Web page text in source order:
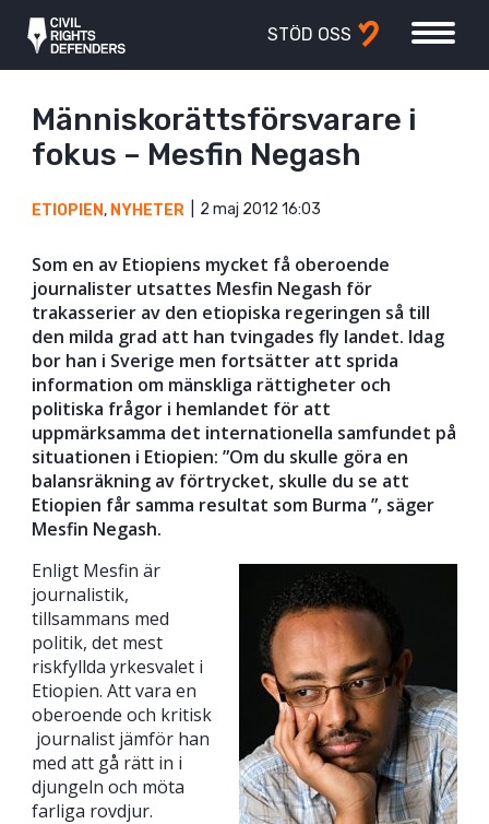
STÖD OSS
Människorättsförsvarare i
fokus – Mesfin Negash
ETIOPIEN, NYHETER 2 maj 2012 16:03
Som en av Etiopiens mycket få oberoende
journalister utsattes Mesfin Negash för
trakasserier av den etiopiska regeringen så till
den milda grad att han tvingades fly landet. Idag
bor han i Sverige men fortsätter att sprida
information om mänskliga rättigheter och
politiska frågor i hemlandet för att
uppmärksamma det internationella samfundet på
situationen i Etiopien: ”Om du skulle göra en
balansräkning av förtrycket, skulle du se att
Etiopien får samma resultat som Burma ”, säger
Mesfin Negash.
Enligt Mesfin är
journalistik,
tillsammans med
politik, det mest
riskfyllda yrkesvalet i
Etiopien. Att vara en
oberoende och kritisk
journalist jämför han
med att gå rätt in i
djungeln och möta
farliga rovdjur.